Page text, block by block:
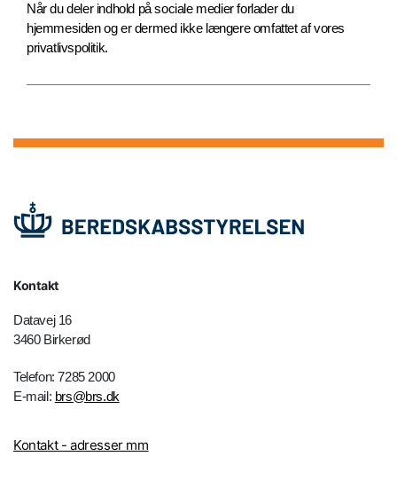
Når du deler indhold på sociale medier forlader du
hjemmesiden og er dermed ikke længere omfattet af vores
privatlivspolitik.
Kontakt
Datavej 16
3460 Birkerød
Telefon: 7285 2000
E-mail: brs@brs.dk
Kontakt - adresser mm